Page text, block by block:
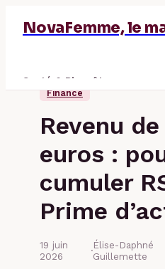
NovaFemme, le
Santé & Bien-être
Finance
Revenu
euros :
cumuler
Prime
19 juin
2026
·Élise-Daphné
Guillemette